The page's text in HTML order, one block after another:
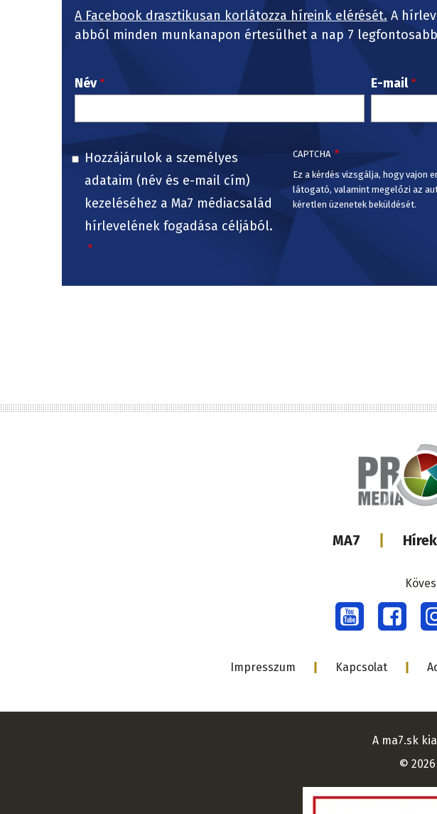
A Facebook drasztikusan korlátozza híreink elérését. A
abból minden munkanapon értesülhet a nap 7
Név E-mail
Hozzájárulok a személyes
adataim (név és e-mail cím)
kezeléséhez a Ma7 médiacsalád
hírlevelének fogadása céljából.
CAPTCHA
Ez a kérdés vizsgálja, hogy vajon
látogató, valamint megelőzi az
kéretlen üzenetek beküldését.
MA7 Hírek
Impresszum Kapcsolat
A ma7.sk
©